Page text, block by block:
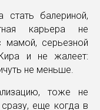
стать балериной,
карьера не
мамой, серьезной
и не жалеет:
не меньше.
тоже не
еще когда в